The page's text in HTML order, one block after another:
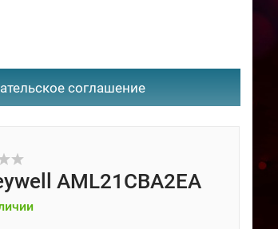
соглашение
AML21CBA2EA